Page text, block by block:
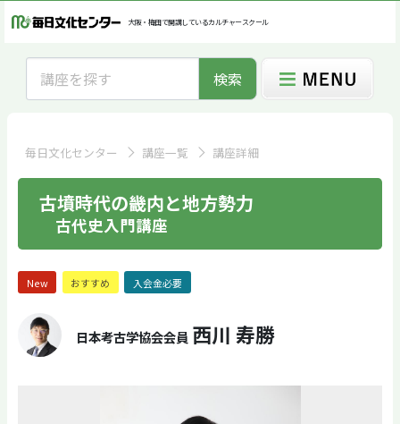
大阪・梅田で開講しているカルチャースクール
検索
毎日文化センター 講座一覧 講座詳細
古墳時代の畿内と地方勢力
古代史入門講座
New おすすめ 入会金必要
日本考古学協会会員 西川 寿勝